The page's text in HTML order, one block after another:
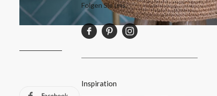
Folgen Sie uns
Inspiration